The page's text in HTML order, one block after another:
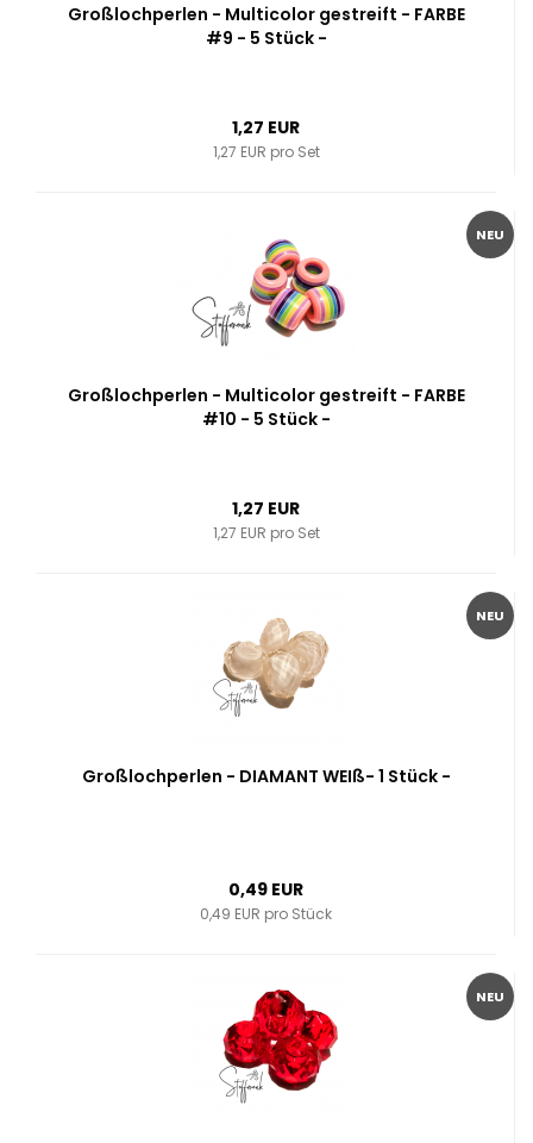
Großlochperlen - Multicolor gestreift - FARBE
#9 - 5 Stück -
1,27 EUR
1,27 EUR pro Set
NEU
Großlochperlen - Multicolor gestreift - FARBE
#10 - 5 Stück -
1,27 EUR
1,27 EUR pro Set
NEU
Großlochperlen - DIAMANT WEIß- 1 Stück -
0,49 EUR
0,49 EUR pro Stück
NEU